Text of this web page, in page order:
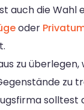
auch die Wahl
oder
zu